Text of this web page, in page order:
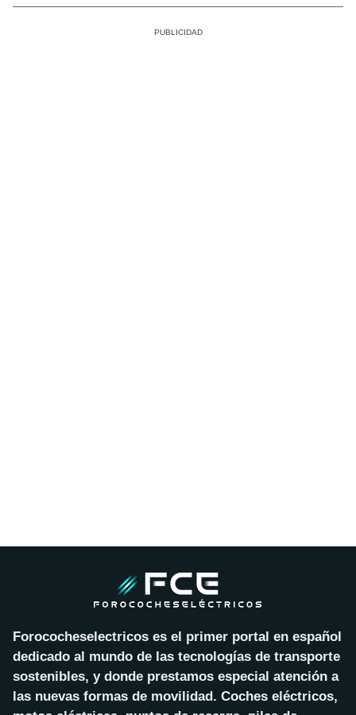
Forococheselectricos es el primer portal en español
dedicado al mundo de las tecnologías de transporte
sostenibles, y donde prestamos especial atención a
las nuevas formas de movilidad. Coches eléctricos,